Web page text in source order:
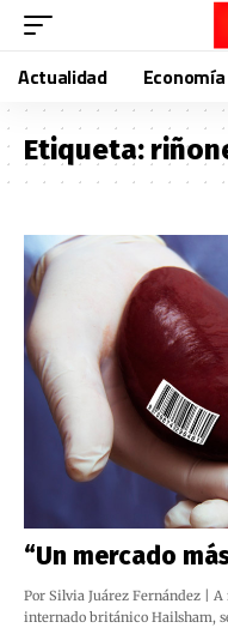
Actualidad Economía
Etiqueta:
“Un mercado
Por Silvia Juárez Fernández |
internado británico Hailsham,